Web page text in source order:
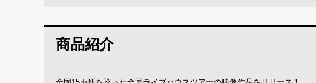
商品紹介